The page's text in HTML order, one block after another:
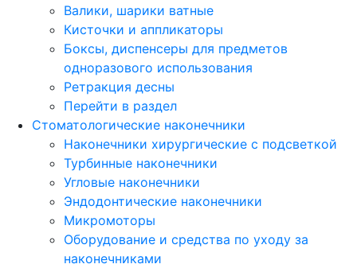
Валики, шарики ватные
Кисточки и аппликаторы
Боксы, диспенсеры для предметов
одноразового использования
Ретракция десны
Перейти в раздел
Стоматологические наконечники
Наконечники хирургические с подсветкой
Турбинные наконечники
Угловые наконечники
Эндодонтические наконечники
Микромоторы
Оборудование и средства по уходу за
наконечниками